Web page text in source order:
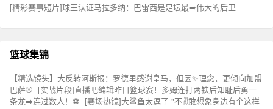
[精彩赛事短片]球王认证马拉多纳：巴雷西是足坛最➡️伟大的后卫
篮球集锦
【精选镜头】大反转阿斯报：罗德里感谢皇马，但因✨理念，更倾向加盟
巴萨⚾ [实战片段]直播吧编辑昨日篮球赛！多姆连打两铁后知耻后勇一
条龙➡️连过数人！⚽ [赛场热镜]大鲨鱼太逗了 "不✌️敢想象身边有个这样